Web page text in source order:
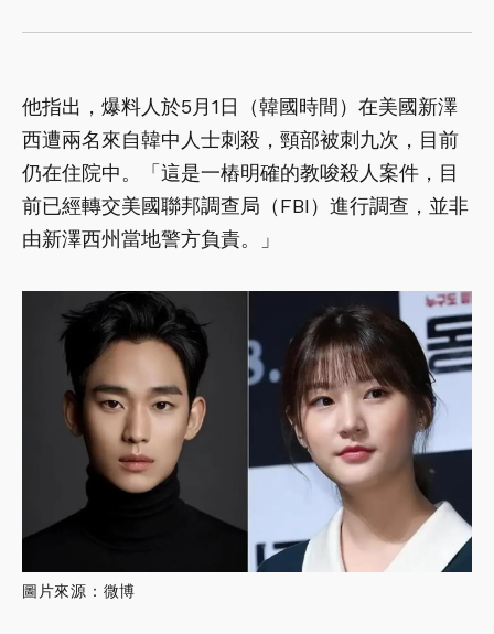
他指出，爆料人於5月1日（韓國時間）在美國新澤
西遭兩名來自韓中人士刺殺，頸部被刺九次，目前
仍在住院中。「這是一樁明確的教唆殺人案件，目
前已經轉交美國聯邦調查局（FBI）進行調查，並非
由新澤西州當地警方負責。」
圖片來源：微博